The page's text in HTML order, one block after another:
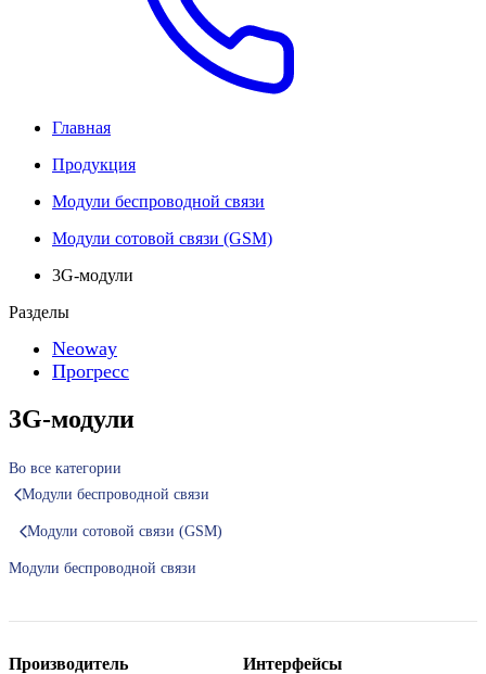
Главная
Продукция
Модули беспроводной связи
Модули сотовой связи (GSM)
3G-модули
Разделы
Neoway
Прогресс
3G-модули
Во все категории
Модули беспроводной связи
Модули сотовой связи (GSM)
Модули беспроводной связи
Производитель Интерфейсы